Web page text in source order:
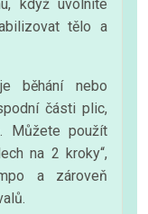
když uvolníte
tělo a
běhání nebo
části plic,
Můžete použít
na 2 kroky“,
a zároveň